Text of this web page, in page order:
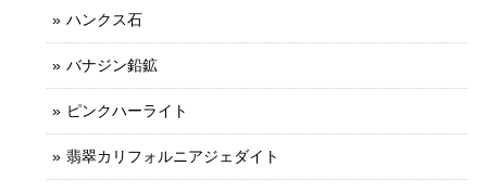
ハンクス石
バナジン鉛鉱
ピンクハーライト
翡翠カリフォルニアジェダイト